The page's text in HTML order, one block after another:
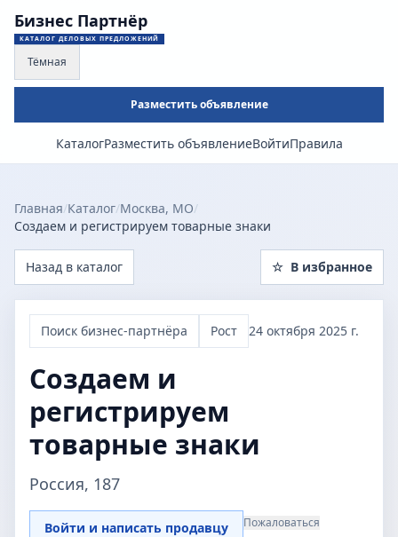
Бизнес Партнёр
КАТАЛОГ ДЕЛОВЫХ ПРЕДЛОЖЕНИЙ
Тёмная
Разместить объявление
КаталогРазместить объявлениеВойтиПравила
Главная/Каталог/Москва, МО/
Создаем и регистрируем товарные знаки
Назад в каталог ☆ В избранное
Поиск бизнес-партнёра Рост 24 октября 2025 г.
Создаем и
регистрируем
товарные знаки
Россия, 187
Войти и написать продавцу Пожаловаться